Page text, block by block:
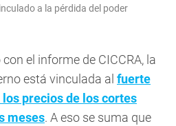
a la pérdida del poder
el informe de CICCRA, la
está vinculada al fuerte
precios de los cortes
meses. A eso se suma que